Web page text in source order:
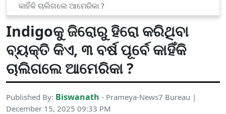
କାହିଁକି ଚାଲିଗଲେ ଆମେରିକା ?
Indigoକୁ ଜିରୋରୁ ହିରୋ କରିଥିବା
ବ୍ୟକ୍ତି କିଏ, ୩ ବର୍ଷ ପୂର୍ବେ କାହିଁକି
ଚାଲିଗଲେ ଆମେରିକା ?
Published By: Biswanath - Prameya-News7 Bureau |
December 15, 2025 09:33 PM